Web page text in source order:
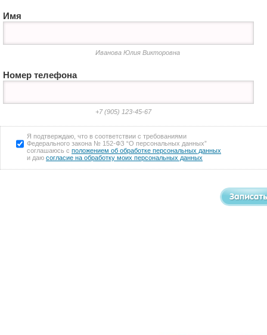
Имя
Иванова Юлия Викторовна
Номер телефона
+7 (905) 123-45-67
Я подтверждаю, что в соответствии с требованиями
Федерального закона № 152-ФЗ “О персональных данных”
соглашаюсь с положением об обработке персональных данных
и даю согласие на обработку моих персональных данных